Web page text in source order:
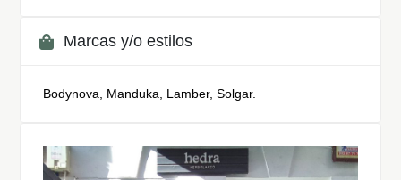
Marcas y/o estilos
Bodynova, Manduka, Lamber, Solgar.